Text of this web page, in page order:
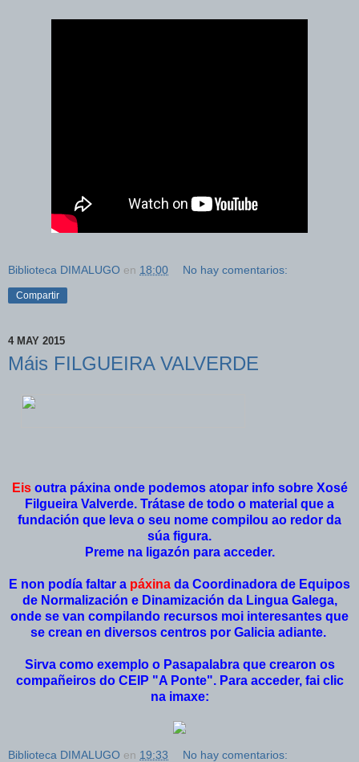
Biblioteca DIMALUGO en 18:00 No hay comentarios:
Compartir
4 MAY 2015
Máis FILGUEIRA VALVERDE
Eis outra páxina onde podemos atopar info sobre Xosé
Filgueira Valverde. Trátase de todo o material que a
fundación que leva o seu nome compilou ao redor da
súa figura.
Preme na ligazón para acceder.
E non podía faltar a páxina da Coordinadora de Equipos
de Normalización e Dinamización da Lingua Galega,
onde se van compilando recursos moi interesantes que
se crean en diversos centros por Galicia adiante.
Sirva como exemplo o Pasapalabra que crearon os
compañeiros do CEIP "A Ponte". Para acceder, fai clic
na imaxe:
Biblioteca DIMALUGO en 19:33 No hay comentarios: